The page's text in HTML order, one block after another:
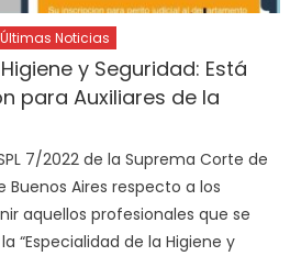
Últimas Noticias
y Seguridad: Está
para Auxiliares de la
7/2022 de la Suprema Corte de
Buenos Aires respecto a los
aquellos profesionales que se
“Especialidad de la Higiene y